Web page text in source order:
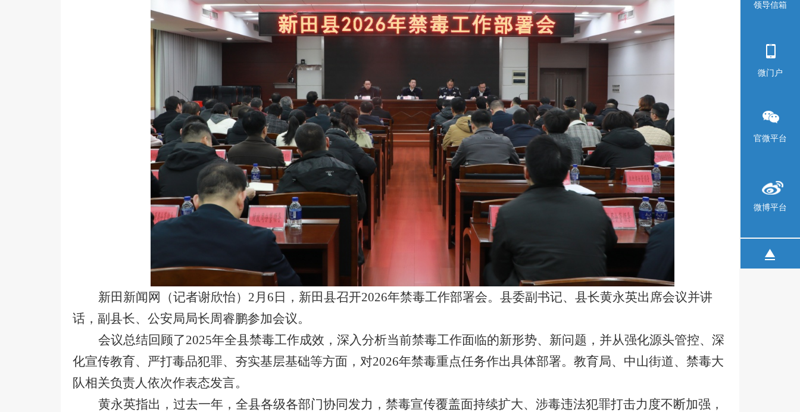
新田新闻网（记者谢欣怡）2月6日，新田县召开2026年禁毒工作部署会。县委副书记、县长黄永英出席会议并讲
话，副县长、公安局局长周睿鹏参加会议。
会议总结回顾了2025年全县禁毒工作成效，深入分析当前禁毒工作面临的新形势、新问题，并从强化源头管控、深
化宣传教育、严打毒品犯罪、夯实基层基础等方面，对2026年禁毒重点任务作出具体部署。教育局、中山街道、禁毒大
队相关负责人依次作表态发言。
黄永英指出，过去一年，全县各级各部门协同发力，禁毒宣传覆盖面持续扩大、涉毒违法犯罪打击力度不断加强，
领导信箱
微门户
官微平台
微博平台